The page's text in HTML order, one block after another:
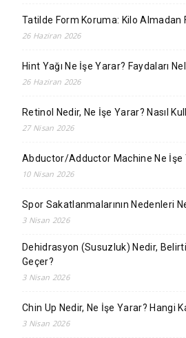
Tatilde Form Koruma: Kilo Almadan
26 Haziran 2026
Hint Yağı Ne İşe Yarar? Faydaları
26 Haziran 2026
Retinol Nedir, Ne İşe Yarar? Nasıl
27 Nisan 2026
Abductor/Adductor Machine Ne İşe
10 Nisan 2026
Spor Sakatlanmalarının Nedenleri
3 Nisan 2026
Dehidrasyon (Susuzluk) Nedir,
Geçer?
3 Nisan 2026
Chin Up Nedir, Ne İşe Yarar? Hangi
3 Nisan 2026